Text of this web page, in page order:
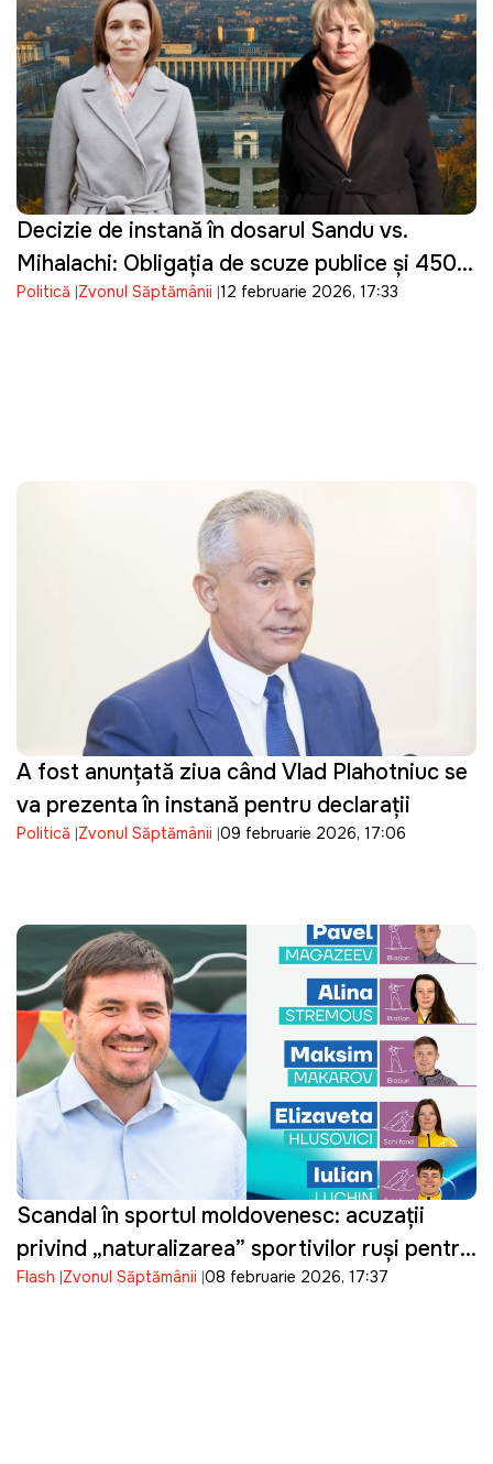
Decizie de instanță în dosarul Sandu vs.
Mihalachi: Obligația de scuze publice și 450
de lei cheltuieli de judecată
Politică Zvonul Săptămânii 12 februarie 2026, 17:33
A fost anunțată ziua când Vlad Plahotniuc se
va prezenta în instanță pentru declarații
Politică Zvonul Săptămânii 09 februarie 2026, 17:06
Scandal în sportul moldovenesc: acuzații
privind „naturalizarea” sportivilor ruși pentru
JO de Iarnă
Flash Zvonul Săptămânii 08 februarie 2026, 17:37